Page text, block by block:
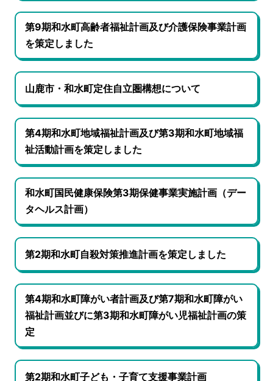
第9期和水町高齢者福祉計画及び介護保険事業計画
を策定しました
山鹿市・和水町定住自立圏構想について
第4期和水町地域福祉計画及び第3期和水町地域福
祉活動計画を策定しました
和水町国民健康保険第3期保健事業実施計画（デー
タヘルス計画）
第2期和水町自殺対策推進計画を策定しました
第4期和水町障がい者計画及び第7期和水町障がい
福祉計画並びに第3期和水町障がい児福祉計画の策
定
第2期和水町子ども・子育て支援事業計画